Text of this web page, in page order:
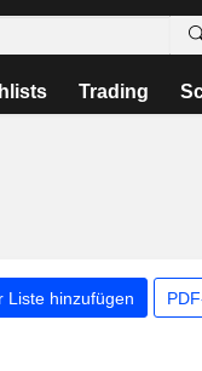
Trading
Liste hinzufügen